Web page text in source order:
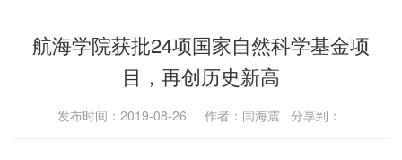
航海学院获批24项国家自然科学基金项
目，再创历史新高
发布时间：2019-08-26 作者：闫海震 分享到：